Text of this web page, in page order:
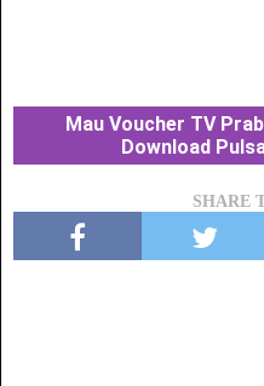
Mau Voucher TV
Download
SHARE